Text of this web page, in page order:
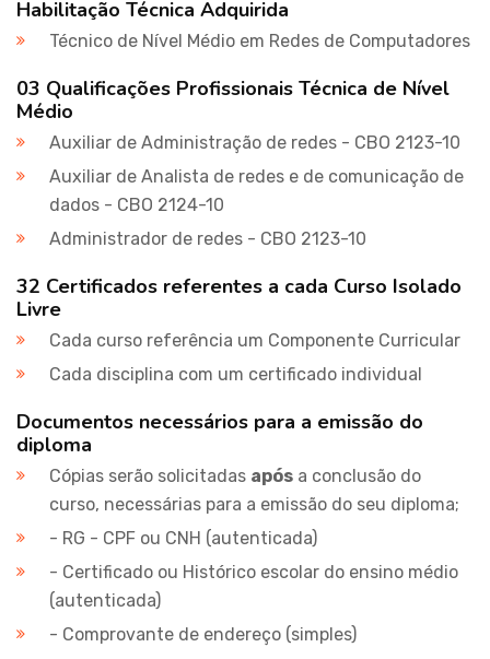
Habilitação Técnica Adquirida
Técnico de Nível Médio em Redes de Computadores
03 Qualificações Profissionais Técnica de Nível
Médio
Auxiliar de Administração de redes - CBO 2123-10
Auxiliar de Analista de redes e de comunicação de
dados - CBO 2124-10
Administrador de redes - CBO 2123-10
32 Certificados referentes a cada Curso Isolado
Livre
Cada curso referência um Componente Curricular
Cada disciplina com um certificado individual
Documentos necessários para a emissão do
diploma
Cópias serão solicitadas após a conclusão do
curso, necessárias para a emissão do seu diploma;
- RG - CPF ou CNH (autenticada)
- Certificado ou Histórico escolar do ensino médio
(autenticada)
- Comprovante de endereço (simples)